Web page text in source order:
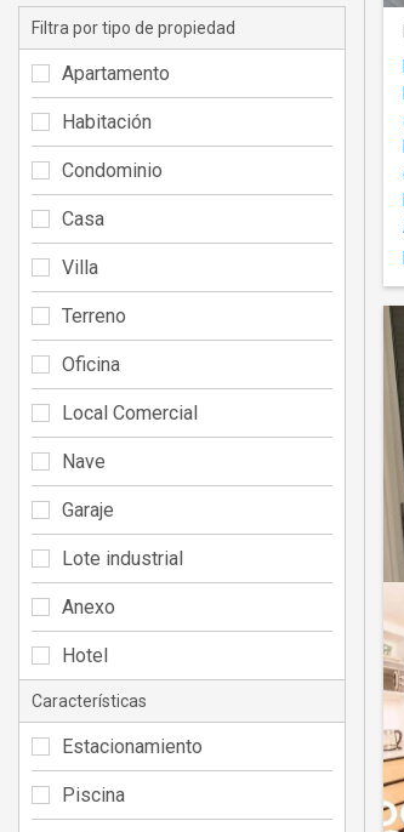
Filtra por tipo de propiedad
Apartamento
Habitación
Condominio
Casa
Villa
Terreno
Oficina
Local Comercial
Nave
Garaje
Lote industrial
Anexo
Hotel
Características
Estacionamiento
Piscina